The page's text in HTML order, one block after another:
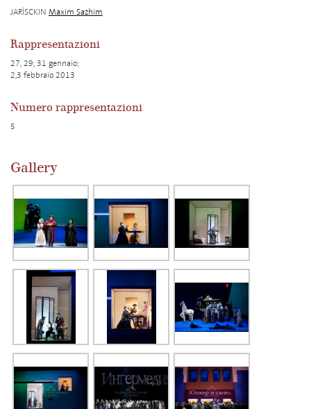
JARÌSCKIN Maxim Sazhim
Rappresentazioni
27, 29, 31 gennaio;
2,3 febbraio 2013
Numero rappresentazioni
5
Gallery